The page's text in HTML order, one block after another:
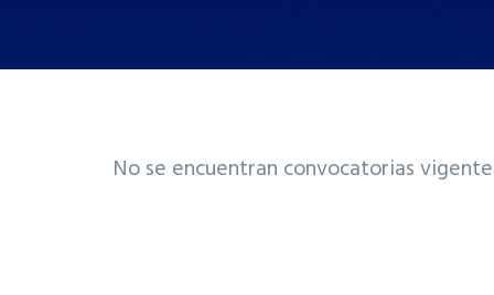
No se encuentran convocatorias